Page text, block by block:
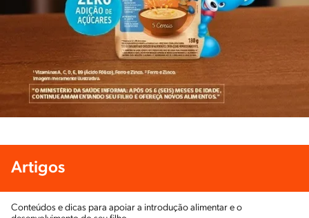
Artigos
Conteúdos e dicas para apoiar a introdução alimentar e o